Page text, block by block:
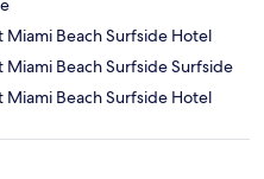
Beach Surfside Hotel
Beach Surfside Surfside
Beach Surfside Hotel